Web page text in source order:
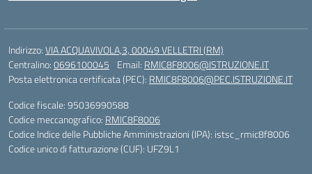
Indirizzo:VIA ACQUAVIVOLA,3, 00049 VELLETRI (RM)
Centralino:0696100045 Email: RMIC8F8006@ISTRUZIONE.IT
Posta elettronica certificata (PEC): RMIC8F8006@PEC.ISTRUZIONE.IT
Codice fiscale: 95036990588
Codice meccanografico: RMIC8F8006
Codice Indice delle Pubbliche Amministrazioni (IPA): istsc_rmic8f8006
Codice unico di fatturazione (CUF): UFZ9L1